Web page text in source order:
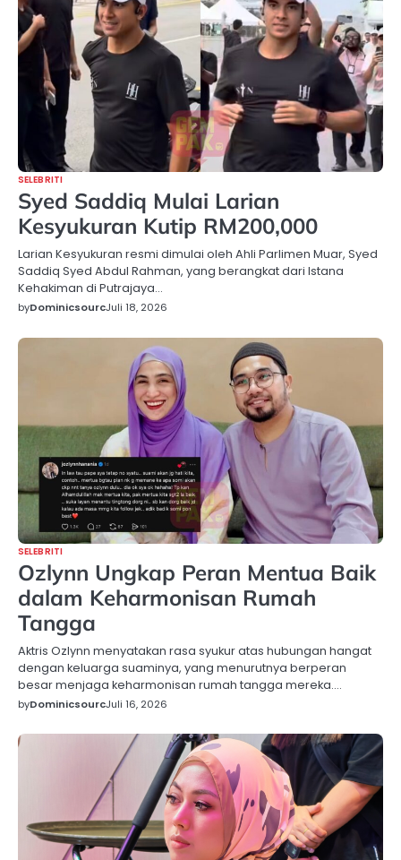
SELEBRITI
Syed Saddiq Mulai Larian
Kesyukuran Kutip RM200,000
Larian Kesyukuran resmi dimulai oleh Ahli Parlimen Muar, Syed
Saddiq Syed Abdul Rahman, yang berangkat dari Istana
Kehakiman di Putrajaya…
byDominicsourcJuli 18, 2026
SELEBRITI
Ozlynn Ungkap Peran Mentua Baik
dalam Keharmonisan Rumah
Tangga
Aktris Ozlynn menyatakan rasa syukur atas hubungan hangat
dengan keluarga suaminya, yang menurutnya berperan
besar menjaga keharmonisan rumah tangga mereka.…
byDominicsourcJuli 16, 2026